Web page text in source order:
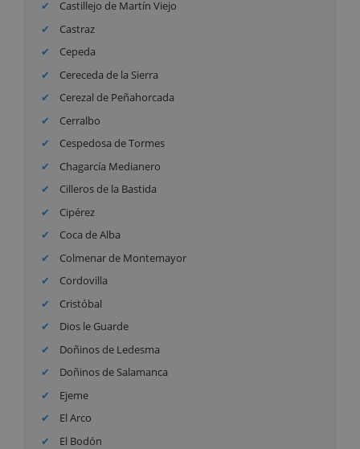
Castillejo de Martín Viejo
Castraz
Cepeda
Cereceda de la Sierra
Cerezal de Peñahorcada
Cerralbo
Cespedosa de Tormes
Chagarcía Medianero
Cilleros de la Bastida
Cipérez
Coca de Alba
Colmenar de Montemayor
Cordovilla
Cristóbal
Dios le Guarde
Doñinos de Ledesma
Doñinos de Salamanca
Ejeme
El Arco
El Bodón